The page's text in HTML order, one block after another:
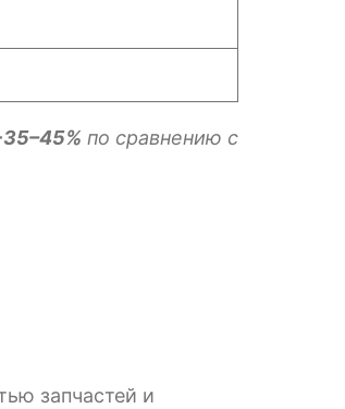
по сравнению с
запчастей и